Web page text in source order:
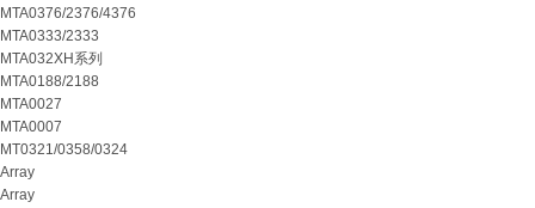
MTA0376/2376/4376
MTA0333/2333
MTA032XH系列
MTA0188/2188
MTA0027
MTA0007
MT0321/0358/0324
Array
Array